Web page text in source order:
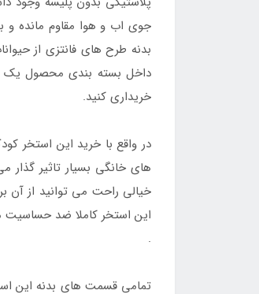
جوی اب و هوا مقاوم مانده و
بدنه طرح های فانتزی از
داخل بسته بندی محصول یک
خریداری کنید.
در واقع با خرید این استخر
های خانگی بسیار تاثیر
خیالی راحت می توانید از آن
این استخر کاملا ضد حساسیت
.
تمامی قسمت های بدنه این